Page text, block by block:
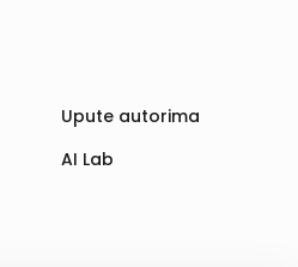
Upute autorima
AI Lab